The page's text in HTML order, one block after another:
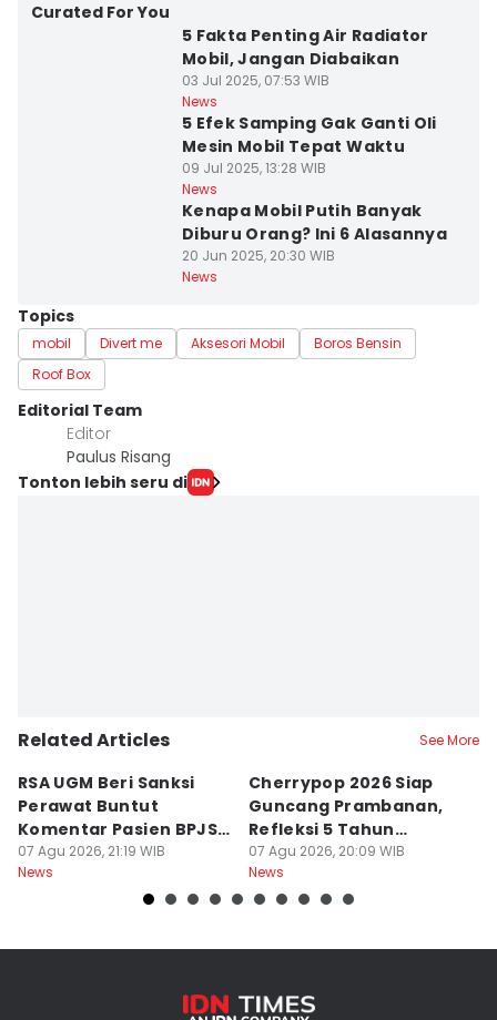
Curated For You
5 Fakta Penting Air Radiator
Mobil, Jangan Diabaikan
03 Jul 2025, 07:53 WIB
News
5 Efek Samping Gak Ganti Oli
Mesin Mobil Tepat Waktu
09 Jul 2025, 13:28 WIB
News
Kenapa Mobil Putih Banyak
Diburu Orang? Ini 6 Alasannya
20 Jun 2025, 20:30 WIB
News
Topics
mobil Divert me Aksesori Mobil
Boros Bensin
Roof Box
Editorial Team
Editor
Paulus Risang
Tonton lebih seru di
Related Articles See More
RSA UGM Beri Sanksi
Perawat Buntut
Komentar Pasien BPJS
di Medsos
07 Agu 2026, 21:19 WIB
News
Cherrypop 2026 Siap
Guncang Prambanan,
Refleksi 5 Tahun
Perjalanan
07 Agu 2026, 20:09 WIB
News